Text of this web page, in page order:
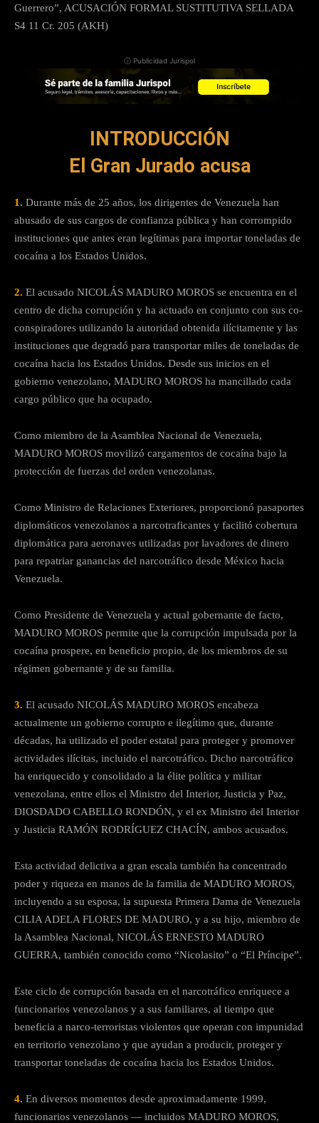
Guerrero”, ACUSACIÓN FORMAL SUSTITUTIVA SELLADA
S4 11 Cr. 205 (AKH)
ⓘ Publicidad Jurispol
INTRODUCCIÓN
El Gran Jurado acusa
1. Durante más de 25 años, los dirigentes de Venezuela han
abusado de sus cargos de confianza pública y han corrompido
instituciones que antes eran legítimas para importar toneladas de
cocaína a los Estados Unidos.
2. El acusado NICOLÁS MADURO MOROS se encuentra en el
centro de dicha corrupción y ha actuado en conjunto con sus co-
conspiradores utilizando la autoridad obtenida ilícitamente y las
instituciones que degradó para transportar miles de toneladas de
cocaína hacia los Estados Unidos. Desde sus inicios en el
gobierno venezolano, MADURO MOROS ha mancillado cada
cargo público que ha ocupado.
Como miembro de la Asamblea Nacional de Venezuela,
MADURO MOROS movilizó cargamentos de cocaína bajo la
protección de fuerzas del orden venezolanas.
Como Ministro de Relaciones Exteriores, proporcionó pasaportes
diplomáticos venezolanos a narcotraficantes y facilitó cobertura
diplomática para aeronaves utilizadas por lavadores de dinero
para repatriar ganancias del narcotráfico desde México hacia
Venezuela.
Como Presidente de Venezuela y actual gobernante de facto,
MADURO MOROS permite que la corrupción impulsada por la
cocaína prospere, en beneficio propio, de los miembros de su
régimen gobernante y de su familia.
3. El acusado NICOLÁS MADURO MOROS encabeza
actualmente un gobierno corrupto e ilegítimo que, durante
décadas, ha utilizado el poder estatal para proteger y promover
actividades ilícitas, incluido el narcotráfico. Dicho narcotráfico
ha enriquecido y consolidado a la élite política y militar
venezolana, entre ellos el Ministro del Interior, Justicia y Paz,
DIOSDADO CABELLO RONDÓN, y el ex Ministro del Interior
y Justicia RAMÓN RODRÍGUEZ CHACÍN, ambos acusados.
Esta actividad delictiva a gran escala también ha concentrado
poder y riqueza en manos de la familia de MADURO MOROS,
incluyendo a su esposa, la supuesta Primera Dama de Venezuela
CILIA ADELA FLORES DE MADURO, y a su hijo, miembro de
la Asamblea Nacional, NICOLÁS ERNESTO MADURO
GUERRA, también conocido como “Nicolasito” o “El Príncipe”.
Este ciclo de corrupción basada en el narcotráfico enriquece a
funcionarios venezolanos y a sus familiares, al tiempo que
beneficia a narco-terroristas violentos que operan con impunidad
en territorio venezolano y que ayudan a producir, proteger y
transportar toneladas de cocaína hacia los Estados Unidos.
4. En diversos momentos desde aproximadamente 1999,
funcionarios venezolanos — incluidos MADURO MOROS,